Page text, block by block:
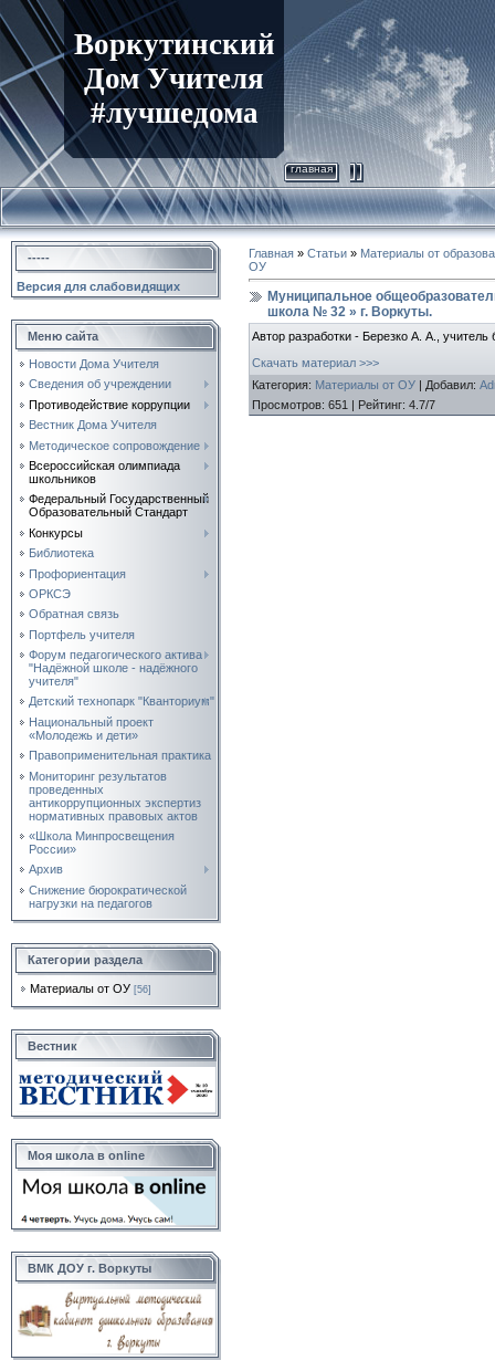
Воркутинский
Дом Учителя
#лучшедома
главная
-----
Версия для слабовидящих
Меню сайта
Новости Дома Учителя
Сведения об учреждении
Противодействие коррупции
Вестник Дома Учителя
Методическое сопровождение
Всероссийская олимпиада
школьников
Федеральный Государственный
Образовательный Стандарт
Конкурсы
Библиотека
Профориентация
ОРКСЭ
Обратная связь
Портфель учителя
Форум педагогического актива
"Надёжной школе - надёжного
учителя"
Детский технопарк "Кванториум"
Национальный проект
«Молодежь и дети»
Правоприменительная практика
Мониторинг результатов
проведенных
антикоррупционных экспертиз
нормативных правовых актов
«Школа Минпросвещения
России»
Архив
Снижение бюрократической
нагрузки на педагогов
Категории раздела
Материалы от ОУ [56]
Вестник
Моя школа в online
ВМК ДОУ г. Воркуты
Главная » Статьи » Материалы от
ОУ
Муниципальное
школа № 32 » г. Воркуты.
Автор разработки - Березко А. А., учитель
Скачать материал >>>
Категория: Материалы от ОУ | Добавил:
Просмотров: 651 | Рейтинг: 4.7/7